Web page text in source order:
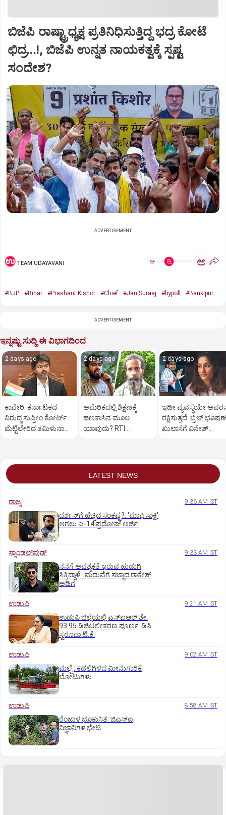
ಬಿಜೆಪಿ ರಾಷ್ಟ್ರಾಧ್ಯಕ್ಷ ಪ್ರತಿನಿಧಿಸುತ್ತಿದ್ದ ಭದ್ರ ಕೋಟೆ
ಛಿದ್ರ...!, ಬಿಜೆಪಿ ಉನ್ನತ ನಾಯಕತ್ವಕ್ಕೆ ಸ್ಪಷ್ಟ
ಸಂದೇಶ?
ADVERTISEMENT
TEAM UDAYAVANI ಅ ಅ
#BJP #Bihar #Prashant Kishor #Chief #Jan Suraaj #bypoll #Bankipur
ADVERTISEMENT
ಇನ್ನಷ್ಟು ಸುದ್ದಿ ಈ ವಿಭಾಗದಿಂದ
2 days ago
ಕಾವೇರಿ: ಕರ್ನಾಟಕದ
ವಿರುದ್ಧ ಸುಪ್ರೀಂ ಕೋರ್ಟ್‌
ಮೆಟ್ಟಿಲೇರಿದ ತಮಿಳುನಾಡು
2 days ago
ಅಮೆರಿಕದಲ್ಲಿ ಶಿಕ್ಷಣಕ್ಕೆ
ಹಣಕಾಸಿನ ಮೂಲ
ಯಾವುದು? RTI
2 days ago
ಇಡೀ ವ್ಯವಸ್ಥೆಯೇ
ರಕ್ಷಿಸುತ್ತದೆ: ಬ್ರಿಜ್
ಖುಲಾಸೆಗೆ ವಿನೇಶ್
LATEST NEWS
ರಾಜ್ಯ 9:36 AM IST
ದರ್ಶನ್‌ಗೆ ಹೆಚ್ಚಿದ ಸಂಕಷ್ಟ?: 'ಮಾಫಿ ಸಾಕ್ಷಿ'
ಆಗಲು ಎ-14 ಪ್ರದೋಷ್ ಅರ್ಜಿ!
ಸ್ಯಾಂಡಲ್‌ವುಡ್‌ 9:33 AM IST
ನನಗೆ ಅವಶ್ಯಕತೆ ಇರುವ ಹುಡುಗಿ
ಸಿಕ್ಕಿದ್ದಾಳೆ.. ಮದುವೆಗೆ ಸಜ್ಜಾದ ರಾಕೇಶ್
ಅಡಿಗ
ಉಡುಪಿ 9:21 AM IST
ಉಡುಪಿ ಜಿಲ್ಲೆಯಲ್ಲಿ ಎಸ್‌ಐಆರ್‌ ಶೇ.
93.95 ಡಿಜಿಟಲೀಕರಣ ಪೂರ್ಣ: ಡಿಸಿ
ಸ್ವರೂಪಾ ಟಿ.ಕೆ.
ಉಡುಪಿ 9:02 AM IST
ಮಲ್ಪೆ : ಕಡಲಿಗಿಳಿದ ಮೀನುಗಾರಿಕೆ
ಬೋಟುಗಳು
ಉಡುಪಿ 8:58 AM IST
ರೆಂಜಾಳ ಭೂಕುಸಿತ: ಜಿಎಸ್‌ಐ
ವಿಜ್ಞಾನಿಗಳ ಭೇಟಿ